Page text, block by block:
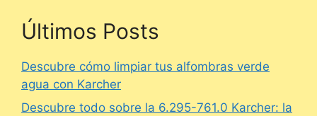
Últimos Posts
Descubre cómo limpiar tus alfombras verde
agua con Karcher
Descubre todo sobre la 6.295-761.0 Karcher: la